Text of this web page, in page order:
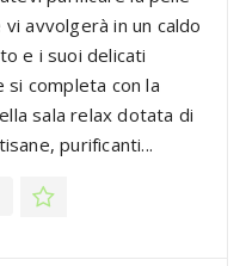
avvolgerà in un caldo
e i suoi delicati
completa con la
sala relax dotata di
purificanti...